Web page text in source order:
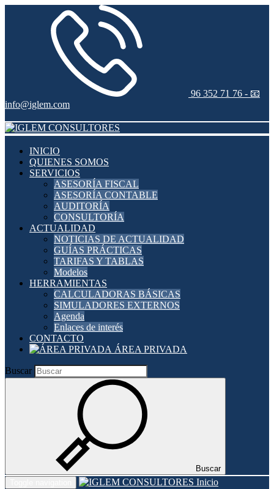
96 352 71 76 - 📧
info@iglem.com
INICIO
QUIENES SOMOS
SERVICIOS
ASESORÍA FISCAL
ASESORÍA CONTABLE
AUDITORÍA
CONSULTORÍA
ACTUALIDAD
NOTICIAS DE ACTUALIDAD
GUÍAS PRÁCTICAS
TARIFAS Y TABLAS
Modelos
HERRAMIENTAS
CALCULADORAS BÁSICAS
SIMULADORES EXTERNOS
Agenda
Enlaces de interés
CONTACTO
ÁREA PRIVADA
Buscar
Buscar
Inicio